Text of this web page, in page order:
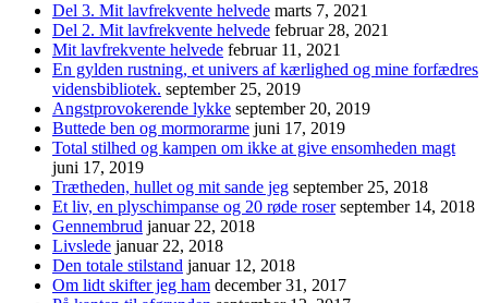
Del 3. Mit lavfrekvente helvede marts 7, 2021
Del 2. Mit lavfrekvente helvede februar 28, 2021
Mit lavfrekvente helvede februar 11, 2021
En gylden rustning, et univers af kærlighed og mine forfædres
vidensbibliotek. september 25, 2019
Angstprovokerende lykke september 20, 2019
Buttede ben og mormorarme juni 17, 2019
Total stilhed og kampen om ikke at give ensomheden magt
juni 17, 2019
Trætheden, hullet og mit sande jeg september 25, 2018
Et liv, en plyschimpanse og 20 røde roser september 14, 2018
Gennembrud januar 22, 2018
Livslede januar 22, 2018
Den totale stilstand januar 12, 2018
Om lidt skifter jeg ham december 31, 2017